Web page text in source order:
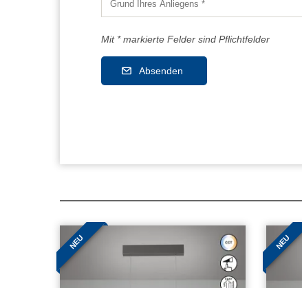
Mit * markierte Felder sind Pflichtfelder
Absenden
NEU NEU